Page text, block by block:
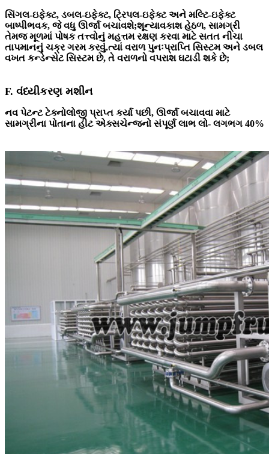
સિંગલ-ઇફેક્ટ, ડબલ-ઇફેક્ટ, ટ્રિપલ-ઇફેક્ટ અને મલ્ટિ-ઇફેક્ટ
બાષ્પીભવક, જે વધુ ઊર્જા બચાવશે;શૂન્યાવકાશ હેઠળ, સામગ્રી
તેમજ મૂળમાં પોષક તત્ત્વોનું મહત્તમ રક્ષણ કરવા માટે સતત નીચા
તાપમાનનું ચક્ર ગરમ કરવું.ત્યાં વરાળ પુનઃપ્રાપ્તિ સિસ્ટમ અને ડબલ
વખત કન્ડેન્સેટ સિસ્ટમ છે, તે વરાળનો વપરાશ ઘટાડી શકે છે;
F. વંધ્યીકરણ મશીન
નવ પેટન્ટ ટેક્નોલોજી પ્રાપ્ત કર્યા પછી, ઊર્જા બચાવવા માટે
સામગ્રીના પોતાના હીટ એક્સચેન્જનો સંપૂર્ણ લાભ લો- લગભગ 40%